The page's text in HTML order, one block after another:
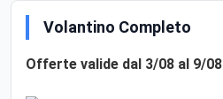
Volantino Completo
Offerte valide dal 3/08 al 9/08